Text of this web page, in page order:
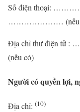
Số điện thoại:
………………… (nếu
Địa chỉ thư
(nếu có)
Người có quyền lợi,
Địa chỉ: (10)